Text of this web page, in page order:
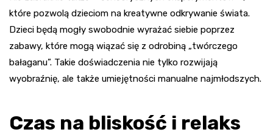
które pozwolą dzieciom na kreatywne odkrywanie świata.
Dzieci będą mogły swobodnie wyrażać siebie poprzez
zabawy, które mogą wiązać się z odrobiną „twórczego
bałaganu”. Takie doświadczenia nie tylko rozwijają
wyobraźnię, ale także umiejętności manualne najmłodszych.
Czas na bliskość i relaks